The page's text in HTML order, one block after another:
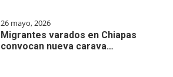
26 mayo, 2026
Migrantes varados en Chiapas
convocan nueva carava…